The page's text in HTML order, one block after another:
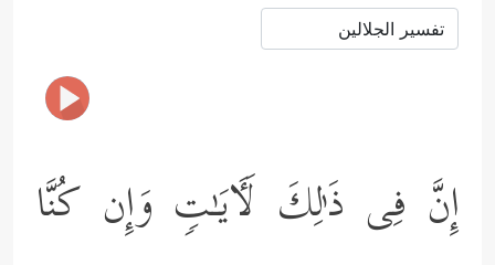
إِنَّ فِی ذَ ٰ⁠لِكَ لَـَٔایَـٰتࣲ وَإِن كُنَّا